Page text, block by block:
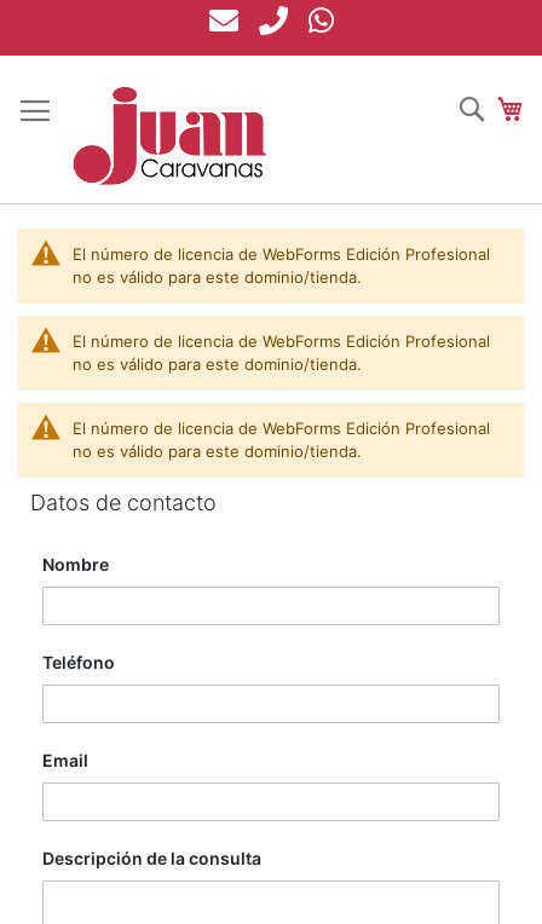
contenido
El número de licencia de WebForms Edición Profesional
no es válido para este dominio/tienda.
El número de licencia de WebForms Edición Profesional
no es válido para este dominio/tienda.
El número de licencia de WebForms Edición Profesional
no es válido para este dominio/tienda.
Datos de contacto
Nombre
Teléfono
Email
Descripción de la consulta